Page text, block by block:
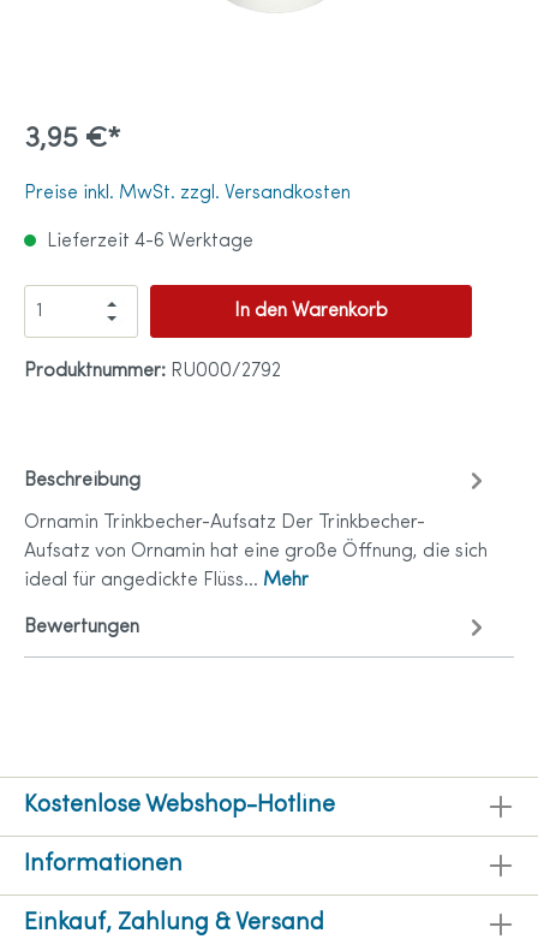
3,95 €*
Preise inkl. MwSt. zzgl. Versandkosten
Lieferzeit 4-6 Werktage
In den Warenkorb
Produktnummer: RU000/2792
Beschreibung
Ornamin Trinkbecher-Aufsatz Der Trinkbecher-
Aufsatz von Ornamin hat eine große Öffnung, die sich
ideal für angedickte Flüss… Mehr
Bewertungen
Kostenlose Webshop-Hotline
Informationen
Einkauf, Zahlung & Versand